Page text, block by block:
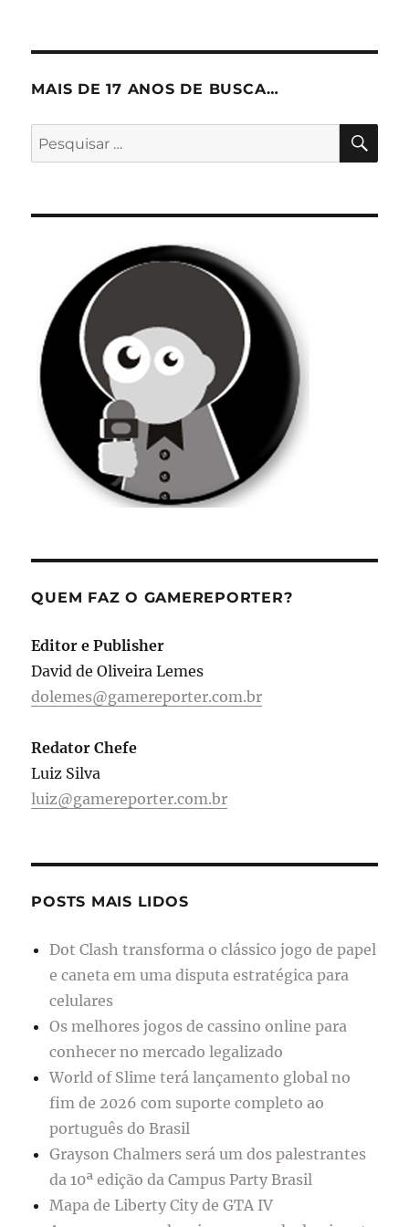
MAIS DE 17 ANOS DE BUSCA…
Pesquisar
por:
QUEM FAZ O GAMEREPORTER?
Editor e Publisher
David de Oliveira Lemes
dolemes@gamereporter.com.br
Redator Chefe
Luiz Silva
luiz@gamereporter.com.br
POSTS MAIS LIDOS
Dot Clash transforma o clássico jogo de papel
e caneta em uma disputa estratégica para
celulares
Os melhores jogos de cassino online para
conhecer no mercado legalizado
World of Slime terá lançamento global no
fim de 2026 com suporte completo ao
português do Brasil
Grayson Chalmers será um dos palestrantes
da 10ª edição da Campus Party Brasil
Mapa de Liberty City de GTA IV